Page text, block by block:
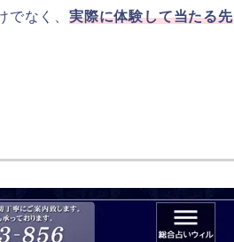
なく、 実際に体験して当たる先